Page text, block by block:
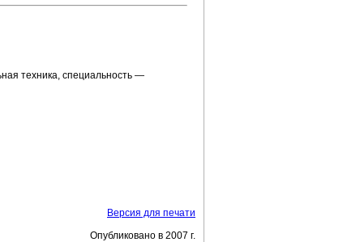
техника, специальность —
Версия для печати
Опубликовано в 2007 г.